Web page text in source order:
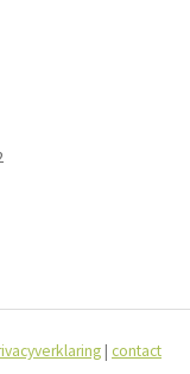
| contact